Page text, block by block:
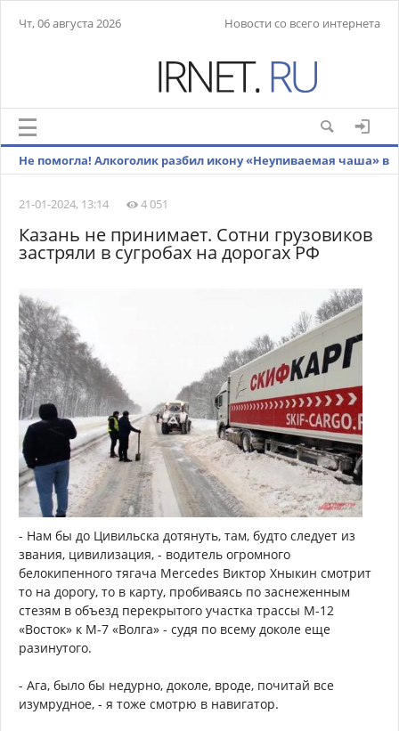
Чт, 06 августа 2026 Новости со всего интернета
Не помогла! Алкоголик разбил икону «Неупиваемая чаша» в
21-01-2024, 13:14
4 051
Казань не принимает. Сотни грузовиков
застряли в сугробах на дорогах РФ
- Нам бы до Цивильска дотянуть, там, будто следует из
звания, цивилизация, - водитель огромного
белокипенного тягача Mercedes Виктор Хныкин смотрит
то на дорогу, то в карту, пробиваясь по заснеженным
стезям в объезд перекрытого участка трассы М-12
«Восток» к М-7 «Волга» - судя по всему доколе еще
разинутого.
- Ага, было бы недурно, доколе, вроде, почитай все
изумрудное, - я тоже смотрю в навигатор.